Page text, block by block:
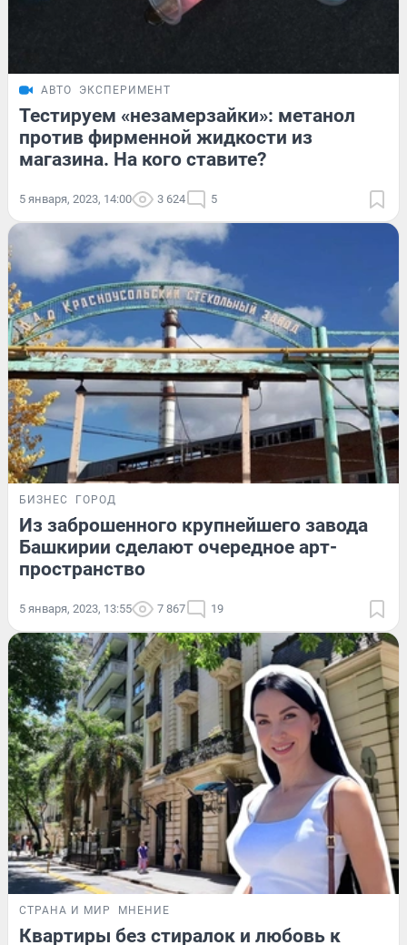
АВТО ЭКСПЕРИМЕНТ
Тестируем «незамерзайки»: метанол
против фирменной жидкости из
магазина. На кого ставите?
5 января, 2023, 14:00 3 624 5
БИЗНЕС ГОРОД
Из заброшенного крупнейшего завода
Башкирии сделают очередное арт-
пространство
5 января, 2023, 13:55 7 867 19
СТРАНА И МИР МНЕНИЕ
Квартиры без стиралок и любовь к